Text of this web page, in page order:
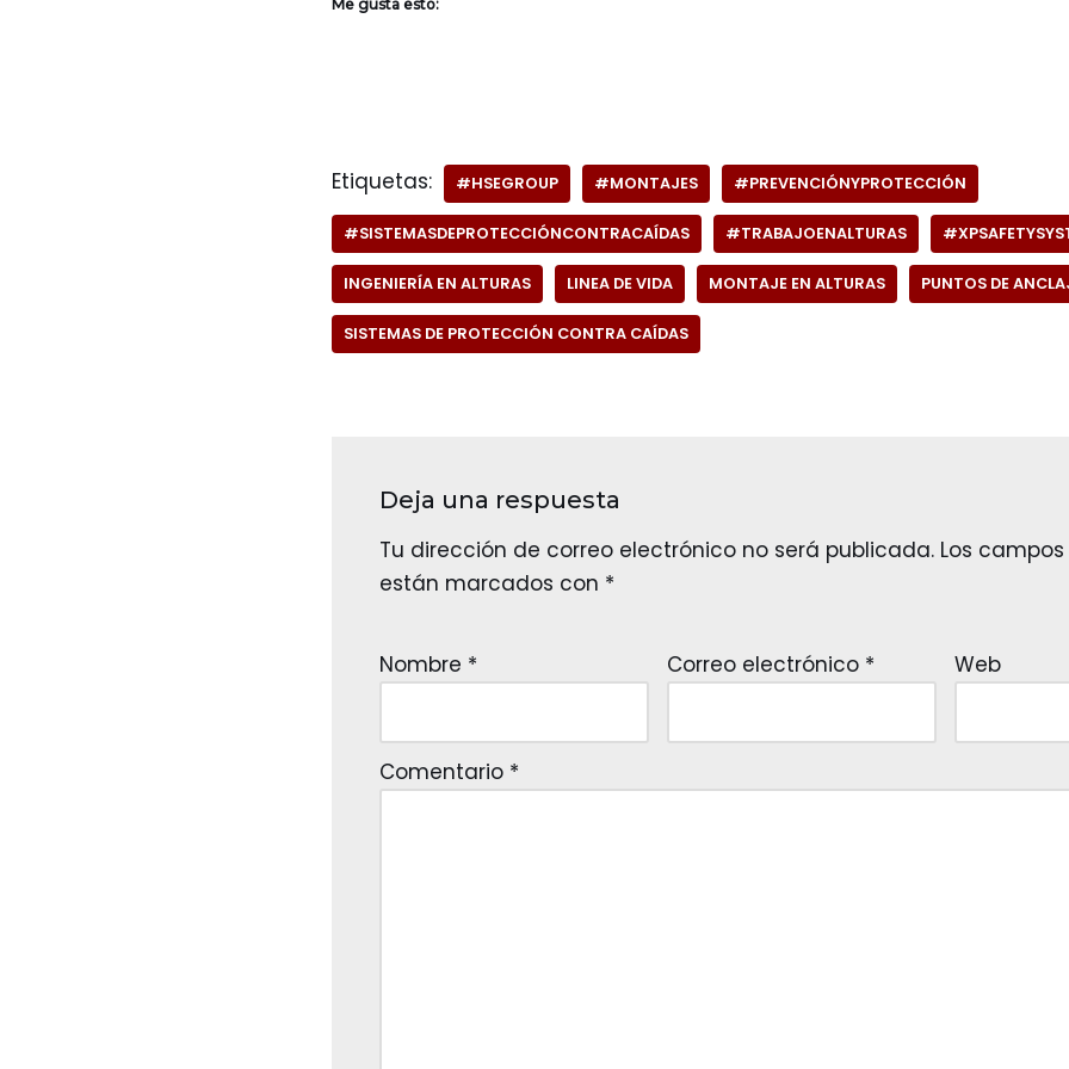
Me gusta esto:
Etiquetas: #HSEGROUP #MONTAJES #PREVENCIÓNYPROTECCIÓN
#SISTEMASDEPROTECCIÓNCONTRACAÍDAS #TRABAJOENALTURAS
INGENIERÍA EN ALTURAS LINEA DE VIDA MONTAJE EN ALTURAS PUNTOS DE
SISTEMAS DE PROTECCIÓN CONTRA CAÍDAS
Deja una respuesta
Tu dirección de correo electrónico no será publicada. Los
están marcados con *
Nombre * Correo electrónico * Web
Comentario *